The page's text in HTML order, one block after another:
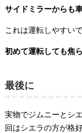
サイドミラーからも
これは運転しやすい
初めて運転しても焦
最後に
実物でジムニーとシ
回はシエラの方が格